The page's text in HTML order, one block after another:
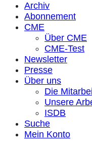
Archiv
Abonnement
CME
Über CME
CME-Test
Newsletter
Presse
Über uns
Die
Unsere
ISDB
Suche
Mein Konto